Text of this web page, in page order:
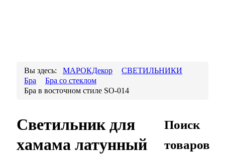
Вы здесь: МАРОКДекор
СВЕТИЛЬНИКИ
Бра
Бра со стеклом
Бра в восточном стиле SO-014
Светильник для
хамама латунный
Поиск
товаров